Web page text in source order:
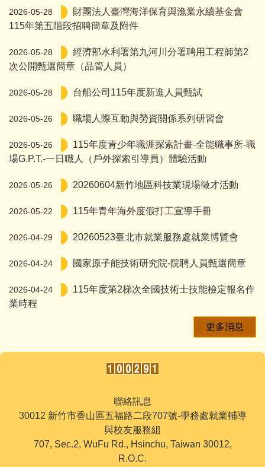
2026-05-28
財團法人臺灣海洋保育與漁業永續基金會
115年第五階段招聘簡章及附件
2026-05-28
經濟部水利署第九河川分署聘用工程師第2
次公開甄選簡章（品管人員）
2026-05-28 台船公司115年度新進人員甄試
2026-05-26 職場人際互動與勞資關係系列研習會
2026-05-26
115年度青少年職涯探索計畫-全能職事所-職
場G.P.T.-一日職人（戶外探索引導員）體驗活動
2026-05-26 20260604新竹地區科技業現場徵才活動
2026-05-22 115年青年海外度假打工宣導手冊
2026-04-29 20260523臺北市就業服務處就業博覽會
2026-04-24 國家原子能技術研究院-院聘人員甄選簡章
2026-04-24
115年度第2梯次全國技術士技能檢定報名作
業時程
更多消息
聯絡訊息
30012 新竹市香山區五福路二段707號-學務處就業輔導
與校友服務組
707, Sec.2, WuFu Rd., Hsinchu, Taiwan 30012,
R.O.C.